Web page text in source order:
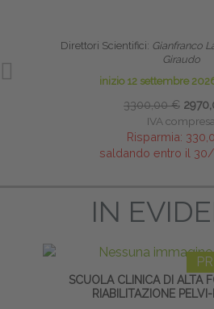
Direttori Scientifici: Gianfranco
Giraudo
inizio 12 settembre
3300,00 €
IVA compresa
Risparmia:
saldando entro il
IN
SCUOLA CLINICA DI ALTA
RIABILITAZIONE